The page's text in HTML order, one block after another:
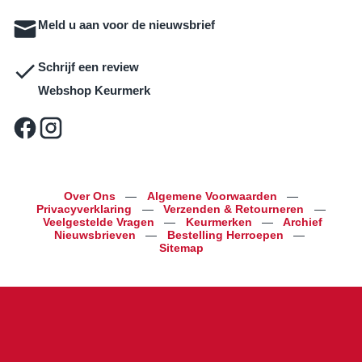
Meld u aan voor de nieuwsbrief
Schrijf een review
Webshop Keurmerk
Over Ons — Algemene Voorwaarden
—
Privacyverklaring
— Verzenden & Retourneren
—
Veelgestelde Vragen
— Keurmerken —
Archief
Nieuwsbrieven
— Bestelling Herroepen
—
Sitemap